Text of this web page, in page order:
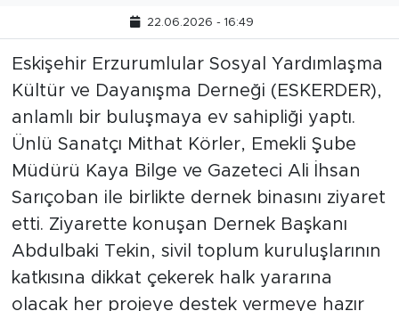
Eskişehir Erzurumlular Sosyal Yardımlaşma
Kültür ve Dayanışma Derneği (ESKERDER),
anlamlı bir buluşmaya ev sahipliği yaptı.
Ünlü Sanatçı Mithat Körler, Emekli Şube
Müdürü Kaya Bilge ve Gazeteci Ali İhsan
Sarıçoban ile birlikte dernek binasını ziyaret
etti. Ziyarette konuşan Dernek Başkanı
Abdulbaki Tekin, sivil toplum kuruluşlarının
katkısına dikkat çekerek halk yararına